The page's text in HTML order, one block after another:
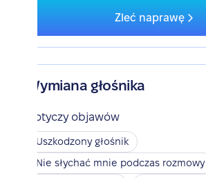
Zleć naprawę
Wymiana głośnika
Dotyczy objawów
Uszkodzony głośnik
Nie słychać mnie podczas rozmowy